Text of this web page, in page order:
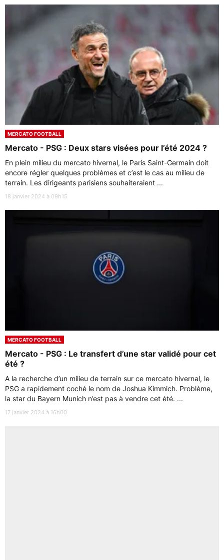
MERCATO FOOTBALL
Mercato - PSG : Deux stars visées pour l’été 2024 ?
En plein milieu du mercato hivernal, le Paris Saint-Germain doit
encore régler quelques problèmes et c’est le cas au milieu de
terrain. Les dirigeants parisiens souhaiteraient ...
18 janvier 2024 à 09h15
MERCATO FOOTBALL
Mercato - PSG : Le transfert d’une star validé pour cet
été ?
A la recherche d’un milieu de terrain sur ce mercato hivernal, le
PSG a rapidement coché le nom de Joshua Kimmich. Problème,
la star du Bayern Munich n’est pas à vendre cet été. ...
17 janvier 2024 à 16h00